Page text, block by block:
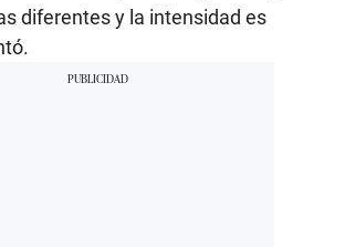
diferentes y la intensidad es